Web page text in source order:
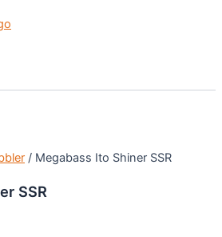
/ Megabass Ito Shiner SSR
SSR